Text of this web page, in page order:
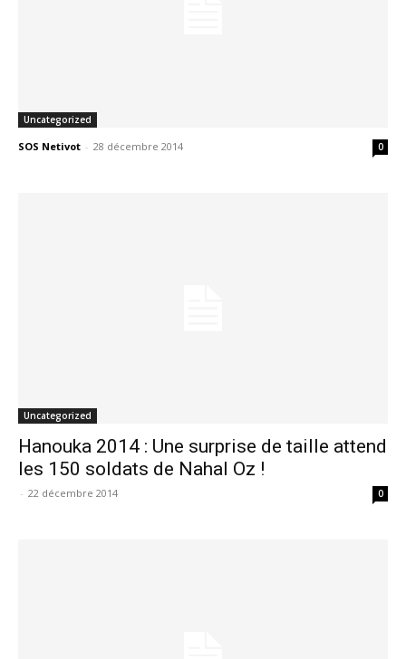
Uncategorized
SOS Netivot - 28 décembre 2014 0
Uncategorized
Hanouka 2014 : Une surprise de taille attend
les 150 soldats de Nahal Oz !
- 22 décembre 2014 0